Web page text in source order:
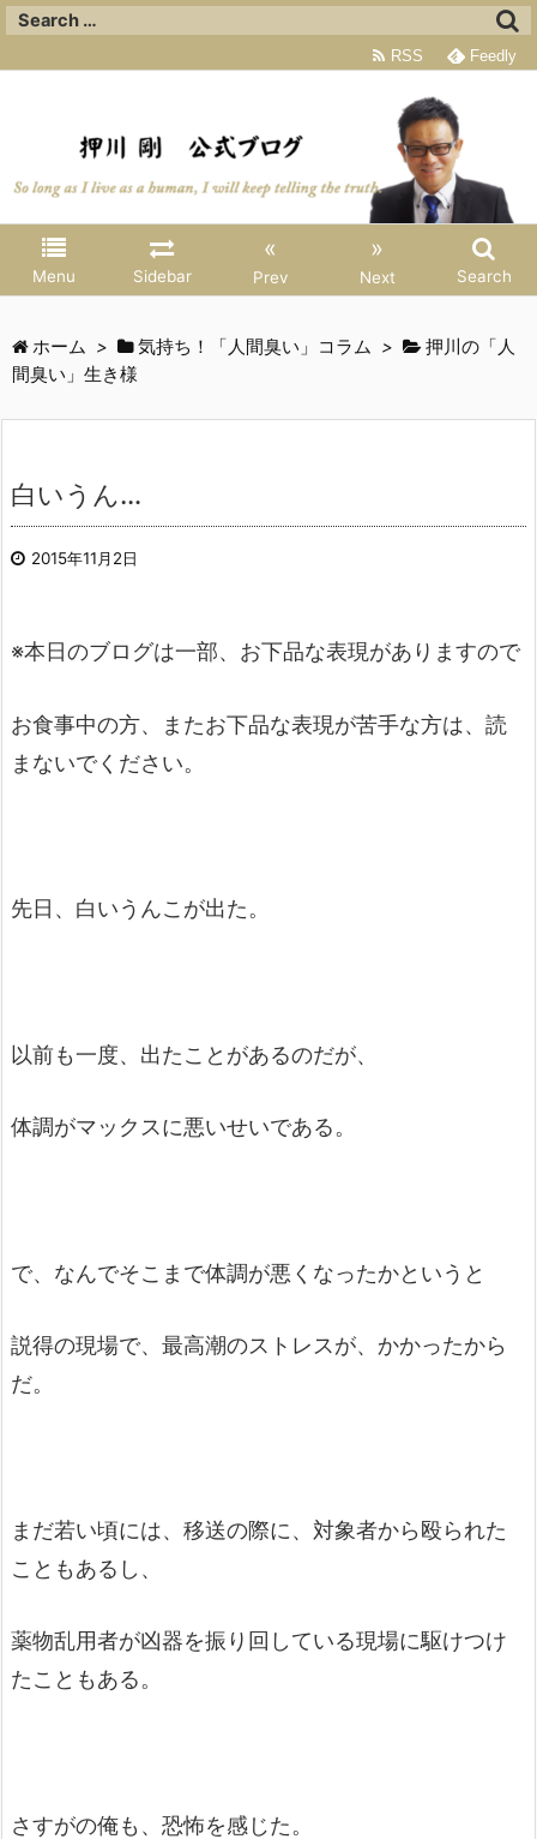
Menu Sidebar
«
Prev
»
Next Search
RSS Feedly
ホーム > 気持ち！「人間臭い」コラム >
押川の「人
間臭い」生き様
白いうん…
2015年11月2日
※本日のブログは一部、お下品な表現がありますので
お食事中の方、またお下品な表現が苦手な方は、読
まないでください。
先日、白いうんこが出た。
以前も一度、出たことがあるのだが、
体調がマックスに悪いせいである。
で、なんでそこまで体調が悪くなったかというと
説得の現場で、最高潮のストレスが、かかったから
だ。
まだ若い頃には、移送の際に、対象者から殴られた
こともあるし、
薬物乱用者が凶器を振り回している現場に駆けつけ
たこともある。
さすがの俺も、恐怖を感じた。